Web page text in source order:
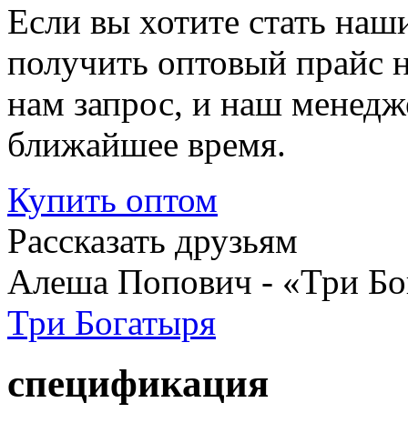
Если вы хотите стать
получить оптовый
нам запрос, и наш
ближайшее время.
Купить оптом
Рассказать друзьям
Алеша Попович - «Три
Три Богатыря
спецификация